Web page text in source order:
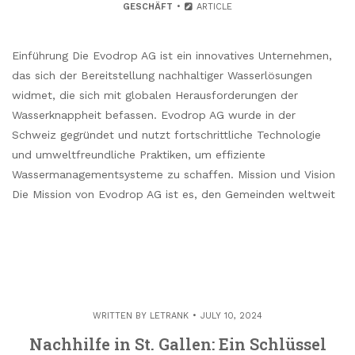
GESCHÄFT ARTICLE
Einführung Die Evodrop AG ist ein innovatives Unternehmen,
das sich der Bereitstellung nachhaltiger Wasserlösungen
widmet, die sich mit globalen Herausforderungen der
Wasserknappheit befassen. Evodrop AG wurde in der
Schweiz gegründet und nutzt fortschrittliche Technologie
und umweltfreundliche Praktiken, um effiziente
Wassermanagementsysteme zu schaffen. Mission und Vision
Die Mission von Evodrop AG ist es, den Gemeinden weltweit
WRITTEN BY LETRANK JULY 10, 2024
Nachhilfe in St. Gallen: Ein Schlüssel